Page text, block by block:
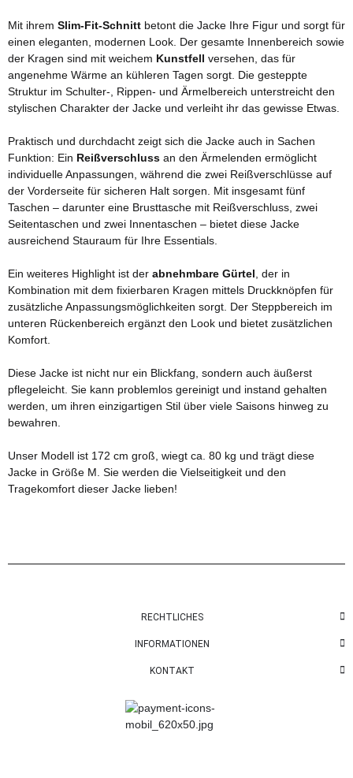
Mit ihrem Slim-Fit-Schnitt betont die Jacke Ihre Figur und sorgt für
einen eleganten, modernen Look. Der gesamte Innenbereich sowie
der Kragen sind mit weichem Kunstfell versehen, das für
angenehme Wärme an kühleren Tagen sorgt. Die gesteppte
Struktur im Schulter-, Rippen- und Ärmelbereich unterstreicht den
stylischen Charakter der Jacke und verleiht ihr das gewisse Etwas.
Praktisch und durchdacht zeigt sich die Jacke auch in Sachen
Funktion: Ein Reißverschluss an den Ärmelenden ermöglicht
individuelle Anpassungen, während die zwei Reißverschlüsse auf
der Vorderseite für sicheren Halt sorgen. Mit insgesamt fünf
Taschen – darunter eine Brusttasche mit Reißverschluss, zwei
Seitentaschen und zwei Innentaschen – bietet diese Jacke
ausreichend Stauraum für Ihre Essentials.
Ein weiteres Highlight ist der abnehmbare Gürtel, der in
Kombination mit dem fixierbaren Kragen mittels Druckknöpfen für
zusätzliche Anpassungsmöglichkeiten sorgt. Der Steppbereich im
unteren Rückenbereich ergänzt den Look und bietet zusätzlichen
Komfort.
Diese Jacke ist nicht nur ein Blickfang, sondern auch äußerst
pflegeleicht. Sie kann problemlos gereinigt und instand gehalten
werden, um ihren einzigartigen Stil über viele Saisons hinweg zu
bewahren.
Unser Modell ist 172 cm groß, wiegt ca. 80 kg und trägt diese
Jacke in Größe M. Sie werden die Vielseitigkeit und den
Tragekomfort dieser Jacke lieben!
RECHTLICHES
INFORMATIONEN
KONTAKT